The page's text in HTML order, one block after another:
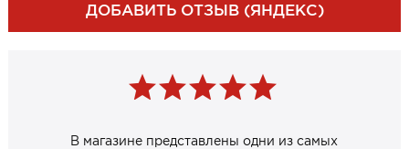
ДОБАВИТЬ ОТЗЫВ (ЯНДЕКС)
В магазине представлены одни из самых